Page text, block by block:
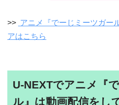
>> アニメ『でーじミーツガー
アはこちら
U-NEXTでアニメ『
ル』は動画配信をし